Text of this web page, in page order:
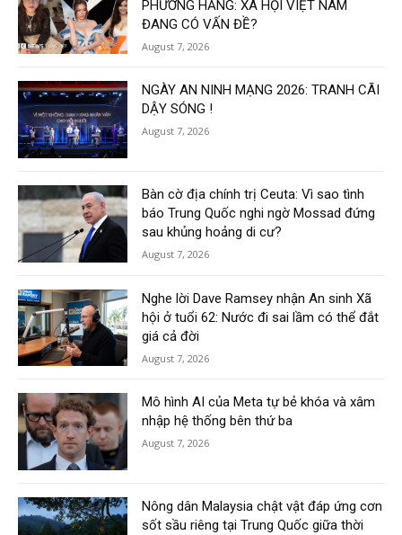
PHƯƠNG HẰNG: XÃ HỘI VIỆT NAM
ĐANG CÓ VẤN ĐỀ?
August 7, 2026
NGÀY AN NINH MẠNG 2026: TRANH CÃI
DẬY SÓNG !
August 7, 2026
Bàn cờ địa chính trị Ceuta: Vì sao tình
báo Trung Quốc nghi ngờ Mossad đứng
sau khủng hoảng di cư?
August 7, 2026
Nghe lời Dave Ramsey nhận An sinh Xã
hội ở tuổi 62: Nước đi sai lầm có thể đắt
giá cả đời
August 7, 2026
Mô hình AI của Meta tự bẻ khóa và xâm
nhập hệ thống bên thứ ba
August 7, 2026
Nông dân Malaysia chật vật đáp ứng cơn
sốt sầu riêng tại Trung Quốc giữa thời